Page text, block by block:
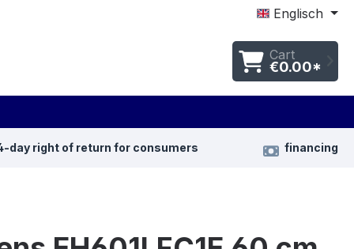
Englisch
Cart
€0.00*
day right of return for consumers financing